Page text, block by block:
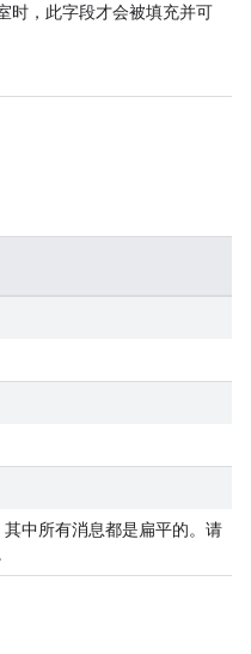
时，此字段才会被填充并可
中所有消息都是扁平的。请